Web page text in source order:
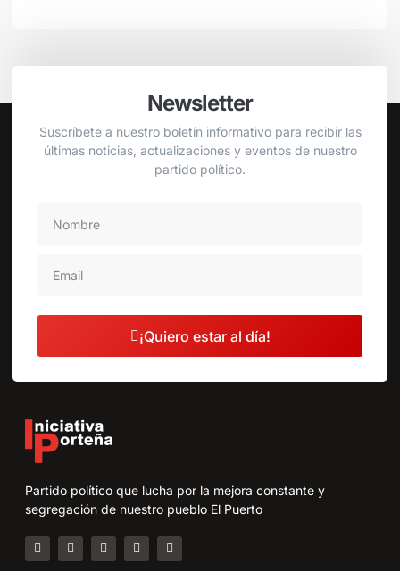
Newsletter
Suscríbete a nuestro boletín informativo para recibir las
últimas noticias, actualizaciones y eventos de nuestro
partido político.
¡Quiero estar al día!
Partido político que lucha por la mejora constante y
segregación de nuestro pueblo El Puerto